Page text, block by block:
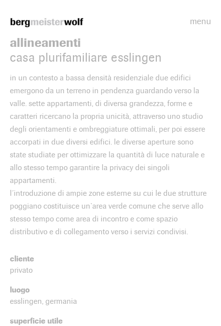
menu
allineamenti
casa plurifamiliare esslingen
in un contesto a bassa densità residenziale due edifici
emergono da un terreno in pendenza guardando verso la
valle. sette appartamenti, di diversa grandezza, forme e
caratteri ricercano la propria unicità, attraverso uno studio
degli orientamenti e ombreggiature ottimali, per poi essere
accorpati in due diversi edifici. le diverse aperture sono
state studiate per ottimizzare la quantità di luce naturale e
allo stesso tempo garantire la privacy dei singoli
appartamenti.
l´introduzione di ampie zone esterne su cui le due strutture
poggiano costituisce un`area verde comune che serve allo
stesso tempo come area di incontro e come spazio
distributivo e di collegamento verso i servizi condivisi.
cliente
privato
luogo
esslingen, germania
superficie utile